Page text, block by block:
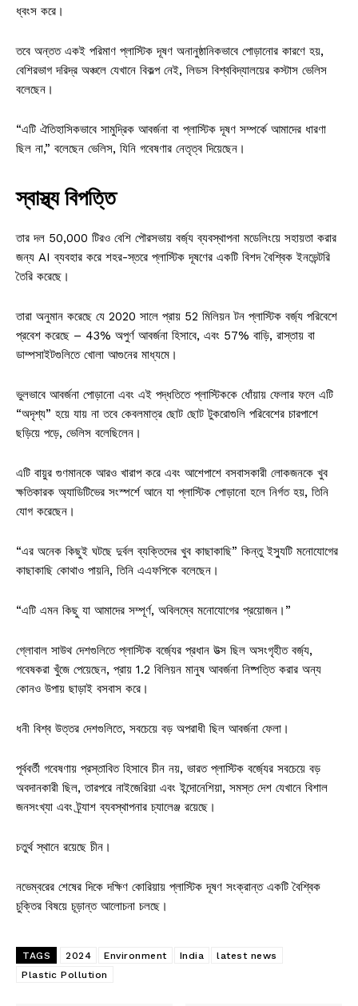
ধ্বংস করে।
তবে অন্তত একই পরিমাণ প্লাস্টিক দূষণ অনানুষ্ঠানিকভাবে পোড়ানোর কারণে হয়,
বেশিরভাগ দরিদ্র অঞ্চলে যেখানে বিকল্প নেই, লিডস বিশ্ববিদ্যালয়ের কস্টাস ভেলিস
বলেছেন।
“এটি ঐতিহাসিকভাবে সামুদ্রিক আবর্জনা বা প্লাস্টিক দূষণ সম্পর্কে আমাদের ধারণা
ছিল না,” বলেছেন ভেলিস, যিনি গবেষণার নেতৃত্ব দিয়েছেন।
স্বাস্থ্য বিপত্তি
তার দল 50,000 টিরও বেশি পৌরসভায় বর্জ্য ব্যবস্থাপনা মডেলিংয়ে সহায়তা করার
জন্য AI ব্যবহার করে শহর-স্তরে প্লাস্টিক দূষণের একটি বিশদ বৈশ্বিক ইনভেন্টরি
তৈরি করেছে।
তারা অনুমান করেছে যে 2020 সালে প্রায় 52 মিলিয়ন টন প্লাস্টিক বর্জ্য পরিবেশে
প্রবেশ করেছে – 43% অপুর্ণ আবর্জনা হিসাবে, এবং 57% বাড়ি, রাস্তায় বা
ডাম্পসাইটগুলিতে খোলা আগুনের মাধ্যমে।
ভুলভাবে আবর্জনা পোড়ানো এবং এই পদ্ধতিতে প্লাস্টিককে ধোঁয়ায় ফেলার ফলে এটি
“অদৃশ্য” হয়ে যায় না তবে কেবলমাত্র ছোট ছোট টুকরোগুলি পরিবেশের চারপাশে
ছড়িয়ে পড়ে, ভেলিস বলেছিলেন।
এটি বায়ুর গুণমানকে আরও খারাপ করে এবং আশেপাশে বসবাসকারী লোকজনকে খুব
ক্ষতিকারক অ্যাডিটিভের সংস্পর্শে আনে যা প্লাস্টিক পোড়ানো হলে নির্গত হয়, তিনি
যোগ করেছেন।
“এর অনেক কিছুই ঘটছে দুর্বল ব্যক্তিদের খুব কাছাকাছি” কিন্তু ইস্যুটি মনোযোগের
কাছাকাছি কোথাও পায়নি, তিনি এএফপিকে বলেছেন।
“এটি এমন কিছু যা আমাদের সম্পূর্ণ, অবিলম্বে মনোযোগের প্রয়োজন।”
গ্লোবাল সাউথ দেশগুলিতে প্লাস্টিক বর্জ্যের প্রধান উত্স ছিল অসংগৃহীত বর্জ্য,
গবেষকরা খুঁজে পেয়েছেন, প্রায় 1.2 বিলিয়ন মানুষ আবর্জনা নিষ্পত্তি করার অন্য
কোনও উপায় ছাড়াই বসবাস করে।
ধনী বিশ্ব উত্তর দেশগুলিতে, সবচেয়ে বড় অপরাধী ছিল আবর্জনা ফেলা।
পূর্ববর্তী গবেষণায় প্রস্তাবিত হিসাবে চীন নয়, ভারত প্লাস্টিক বর্জ্যের সবচেয়ে বড়
অবদানকারী ছিল, তারপরে নাইজেরিয়া এবং ইন্দোনেশিয়া, সমস্ত দেশ যেখানে বিশাল
জনসংখ্যা এবং ট্র্যাশ ব্যবস্থাপনার চ্যালেঞ্জ রয়েছে।
চতুর্থ স্থানে রয়েছে চীন।
নভেম্বরের শেষের দিকে দক্ষিণ কোরিয়ায় প্লাস্টিক দূষণ সংক্রান্ত একটি বৈশ্বিক
চুক্তির বিষয়ে চূড়ান্ত আলোচনা চলছে।
TAGS 2024 Environment India
latest news
Plastic Pollution